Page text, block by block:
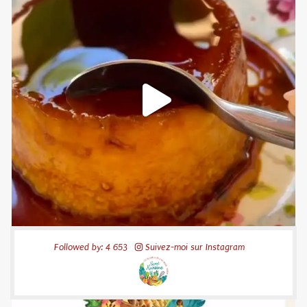
patties
Les jamaïcan beef patties ou pâtés de boeuf jamaïcains.
C’est LA street food jamaïcaine la plus connue et la Sweet
Kwisine ne pouvait passer à côté. D’autant que ces délicieuses
choses contiennent …
Lire la suite...